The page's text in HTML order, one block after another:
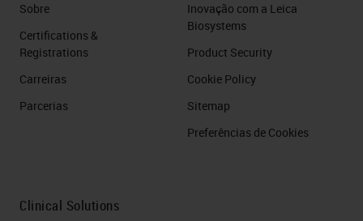
Sobre
Certifications &
Registrations
Carreiras
Parcerias
Inovação com a Leica
Biosystems
Product Security
Cookie Policy
Sitemap
Preferências de Cookies
Clinical Solutions